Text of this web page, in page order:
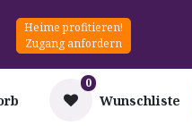
Heime profitieren!
Zugang anfordern
0
Wunschliste